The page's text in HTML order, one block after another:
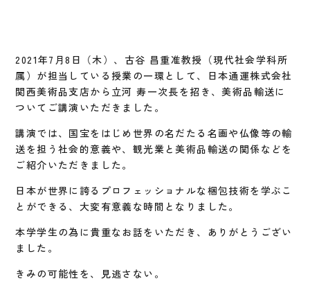
2021年7月8日（木）、古谷 昌重准教授（現代社会学科所
属）が担当している授業の一環として、日本通運株式会社
関西美術品支店から立河 寿一次長を招き、美術品輸送に
ついてご講演いただきました。
講演では、国宝をはじめ世界の名だたる名画や仏像等の輸
送を担う社会的意義や、観光業と美術品輸送の関係などを
ご紹介いただきました。
日本が世界に誇るプロフェッショナルな梱包技術を学ぶこ
とができる、大変有意義な時間となりました。
本学学生の為に貴重なお話をいただき、ありがとうござい
ました。
きみの可能性を、見逃さない。